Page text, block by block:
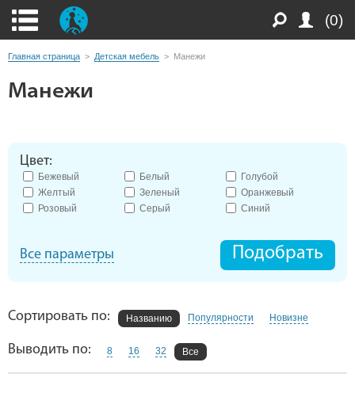
(0)
Главная страница > Детская мебель > Манежи
Манежи
Цвет:
Бежевый Белый
Голубой
Желтый
Зеленый
Оранжевый
Розовый
Серый Синий
Все параметры Подобрать
Сортировать по: Названию Популярности Новизне
Выводить по: 8 16 32 Все